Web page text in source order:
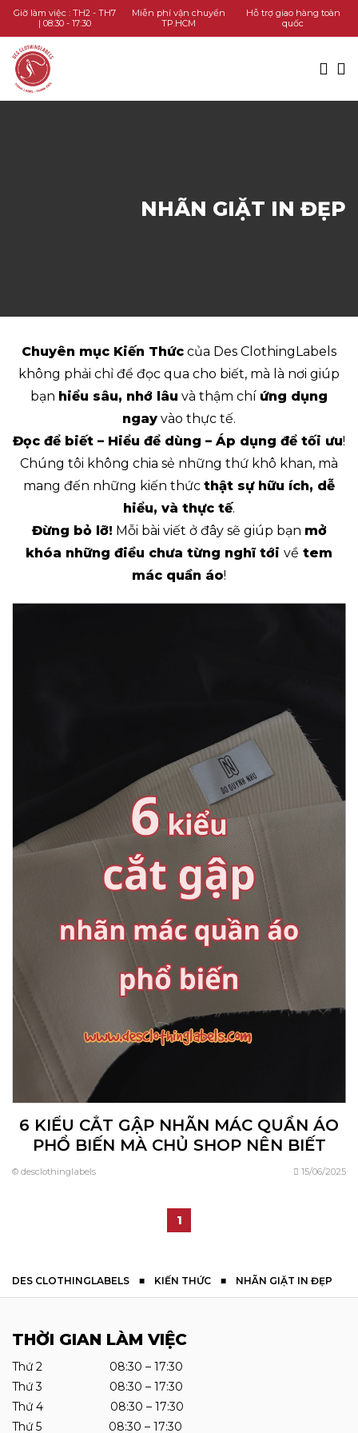
Giờ làm việc : TH2 - TH7
| 08:30 - 17:30
Miễn phí vận chuyển
TP.HCM
Hỗ trợ giao hàng toàn
quốc
NHÃN GIẶT IN ĐẸP
Chuyên mục Kiến Thức của Des ClothingLabels
không phải chỉ để đọc qua cho biết, mà là nơi giúp
bạn hiểu sâu, nhớ lâu và thậm chí ứng dụng
ngay vào thực tế.
Đọc để biết – Hiểu để dùng – Áp dụng để tối ưu!
Chúng tôi không chia sẻ những thứ khô khan, mà
mang đến những kiến thức thật sự hữu ích, dễ
hiểu, và thực tế.
Đừng bỏ lỡ! Mỗi bài viết ở đây sẽ giúp bạn mở
khóa những điều chưa từng nghĩ tới về tem
mác quần áo!
6 KIỂU CẮT GẬP NHÃN MÁC QUẦN ÁO
PHỔ BIẾN MÀ CHỦ SHOP NÊN BIẾT
© desclothinglabels 15/06/2025
1
DES CLOTHINGLABELS ■ KIẾN THỨC ■ NHÃN GIẶT IN ĐẸP
THỜI GIAN LÀM VIỆC
Thứ 2 08:30 – 17:30
Thứ 3 08:30 – 17:30
Thứ 4 08:30 – 17:30
Thứ 5 08:30 – 17:30
TRANG CHỦ
DANH MỤC SẢN PHẨM
KIẾN THỨC
GỌI HOTLINE